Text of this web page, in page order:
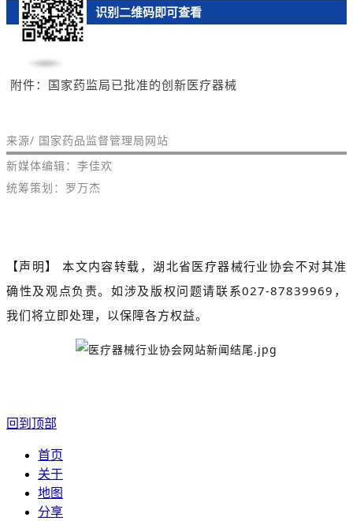
识别二维码即可查看
附件：国家药监局已批准的创新医疗器械
来源/ 国家药品监督管理局网站
新媒体编辑：李佳欢
统筹策划：罗万杰
【声明】
本文内容转载，湖北省医疗器械行业协会不对其准
确性及观点负责。如涉及版权问题请联系027-87839969 ，
我们将立即处理，以保障各方权益。
回到顶部
首页
关于
地图
分享